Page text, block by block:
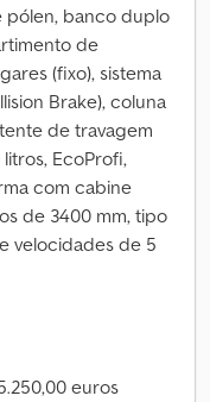
pólen, banco duplo
de
(fixo), sistema
Brake), coluna
de travagem
EcoProfi,
com cabine
de 3400 mm, tipo
velocidades de 5
euros